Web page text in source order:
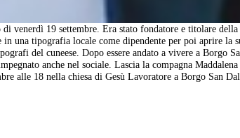
venerdì 19 settembre. Era stato fondatore e titolare della
una tipografia locale come dipendente per poi aprire la
del cuneese. Dopo essere andato a vivere a Borgo
anche nel sociale. Lascia la compagna
alle 18 nella chiesa di Gesù Lavoratore a Borgo San